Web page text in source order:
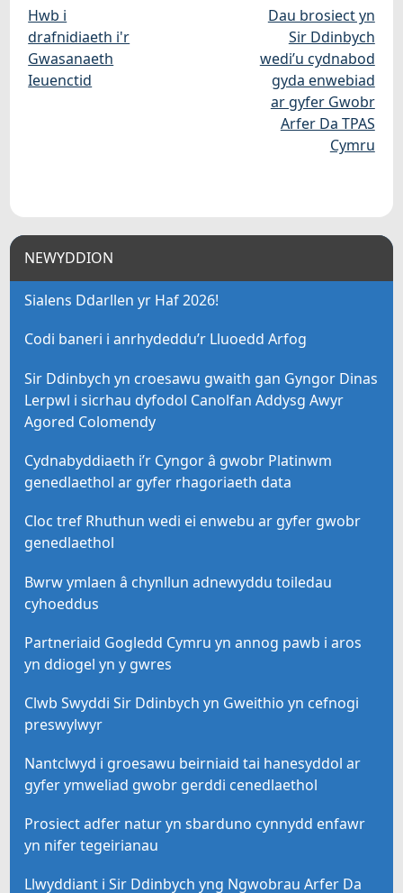
Hwb i
drafnidiaeth i'r
Gwasanaeth
Ieuenctid
Dau brosiect yn
Sir Ddinbych
wedi’u cydnabod
gyda enwebiad
ar gyfer Gwobr
Arfer Da TPAS
Cymru
NEWYDDION
Sialens Ddarllen yr Haf 2026!
Codi baneri i anrhydeddu’r Lluoedd Arfog
Sir Ddinbych yn croesawu gwaith gan Gyngor Dinas
Lerpwl i sicrhau dyfodol Canolfan Addysg Awyr
Agored Colomendy
Cydnabyddiaeth i’r Cyngor â gwobr Platinwm
genedlaethol ar gyfer rhagoriaeth data
Cloc tref Rhuthun wedi ei enwebu ar gyfer gwobr
genedlaethol
Bwrw ymlaen â chynllun adnewyddu toiledau
cyhoeddus
Partneriaid Gogledd Cymru yn annog pawb i aros
yn ddiogel yn y gwres
Clwb Swyddi Sir Ddinbych yn Gweithio yn cefnogi
preswylwyr
Nantclwyd i groesawu beirniaid tai hanesyddol ar
gyfer ymweliad gwobr gerddi cenedlaethol
Prosiect adfer natur yn sbarduno cynnydd enfawr
yn nifer tegeirianau
Llwyddiant i Sir Ddinbych yng Ngwobrau Arfer Da